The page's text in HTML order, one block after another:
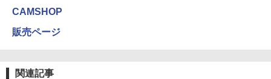
CAMSHOP
販売ページ
関連記事